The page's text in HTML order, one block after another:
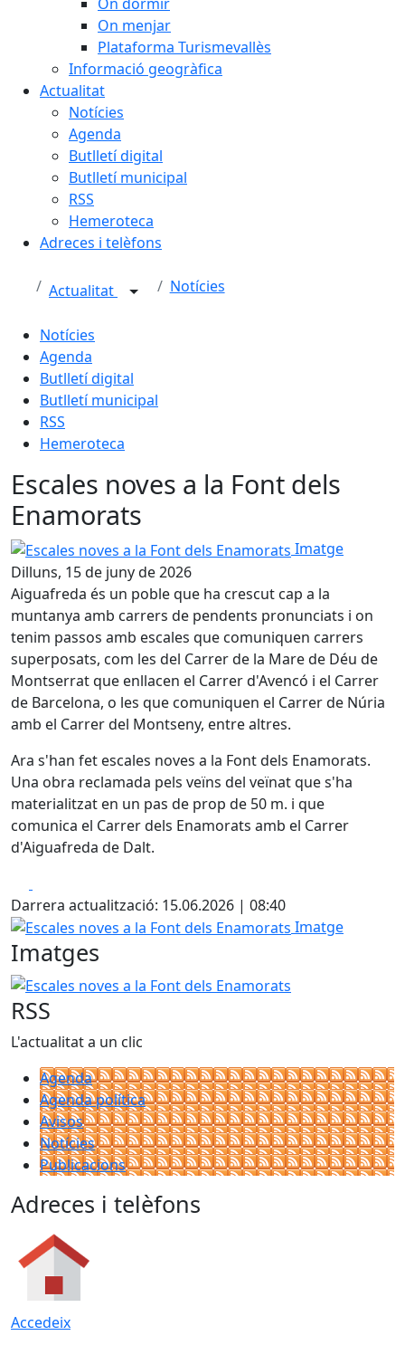
On menjar
Plataforma Turismevallès
Informació geogràfica
Actualitat
Notícies
Agenda
Butlletí digital
Butlletí municipal
RSS
Hemeroteca
Adreces i telèfons
Actualitat Notícies
Notícies
Agenda
Butlletí digital
Butlletí municipal
RSS
Hemeroteca
Escales noves a la Font dels
Enamorats
Escales noves a la Font dels Enamorats
Imatge
Dilluns, 15 de juny de 2026
Aiguafreda és un poble que ha crescut cap a la
muntanya amb carrers de pendents pronunciats i on
tenim passos amb escales que comuniquen carrers
superposats, com les del Carrer de la Mare de Déu de
Montserrat que enllacen el Carrer d'Avencó i el Carrer
de Barcelona, o les que comuniquen el Carrer de Núria
amb el Carrer del Montseny, entre altres.
Ara s'han fet escales noves a la Font dels Enamorats.
Una obra reclamada pels veïns del veïnat que s'ha
materialitzat en un pas de prop de 50 m. i que
comunica el Carrer dels Enamorats amb el Carrer
d'Aiguafreda de Dalt.
Darrera actualització: 15.06.2026 | 08:40
Escales noves a la Font dels Enamorats
Imatge
Imatges
Escales noves a la Font dels Enamorats
RSS
L'actualitat a un clic
Agenda
Agenda política
Avisos
Notícies
Publicacions
Adreces i telèfons
Accedeix